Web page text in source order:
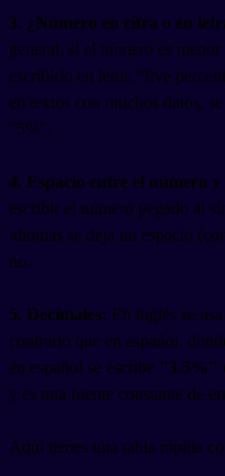
3. ¿Número en cifra o en
general, si el número es
escribirlo en letra: "five
en textos con muchos datos,
"5%".
4. Espacio entre el número y
escribir el número pegado al
idiomas se deja un espacio
no.
5. Decimales: En inglés se
contrario que en español,
en español se escribe "3.5%"
y es una fuente constante de
Aquí tienes una tabla rápida